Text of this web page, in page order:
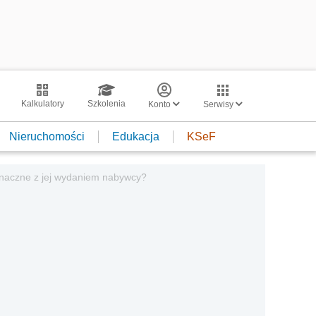
Kalkulatory Szkolenia Konto Serwisy
Nieruchomości Edukacja KSeF
z jej wydaniem nabywcy?